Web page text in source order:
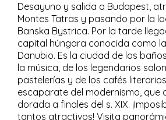
Desayuno y salida a Budapest,
Montes Tatras y pasando por la
Banska Bystrica. Por la tarde
capital húngara conocida como
Danubio. Es la ciudad de los
la música, de los legendarios
pastelerías y de los cafés
escaparate del modernismo, que
dorada a finales del s. XIX.
tantos atractivos! Visita